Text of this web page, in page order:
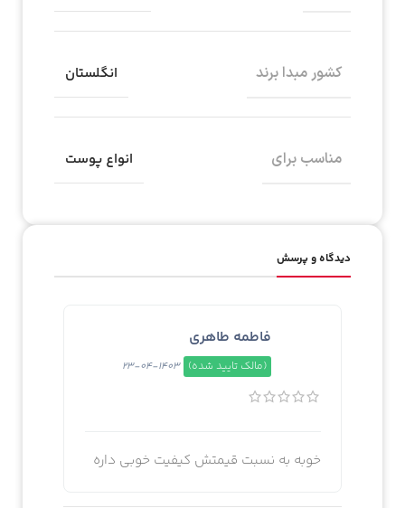
کشور مبدا برند انگلستان
مناسب برای انواع پوست
دیدگاه و پرسش
فاطمه طاهری
(مالک تایید شده) 1403-04-23
خوبه به نسبت قیمتش کیفیت خوبی داره